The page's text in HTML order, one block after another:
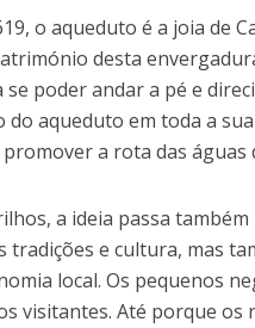
o aqueduto é a joia de
desta
poder andar a pé e
aqueduto em toda a
a rota das
a ideia passa
tradições e cultura, mas
local. Os pequenos
visitantes. Até porque os